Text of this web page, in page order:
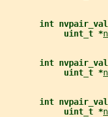
int
uint_t *
int
uint_t *
int
uint_t *